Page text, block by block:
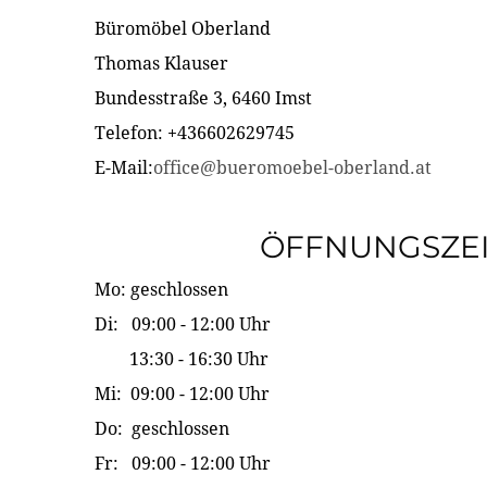
Büromöbel Oberland
Thomas Klauser
Bundesstraße 3, 6460 Imst
Telefon: +436602629745
E-Mail:office@bueromoebel-oberland.at
Mo: geschlossen
Di: 09:00 - 12:00 Uhr
13:30 - 16:30 Uhr
Mi: 09:00 - 12:00 Uhr
Do: geschlossen
Fr: 09:00 - 12:00 Uhr